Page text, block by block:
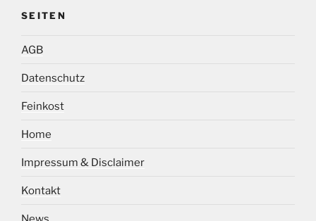
SEITEN
AGB
Datenschutz
Feinkost
Home
Impressum & Disclaimer
Kontakt